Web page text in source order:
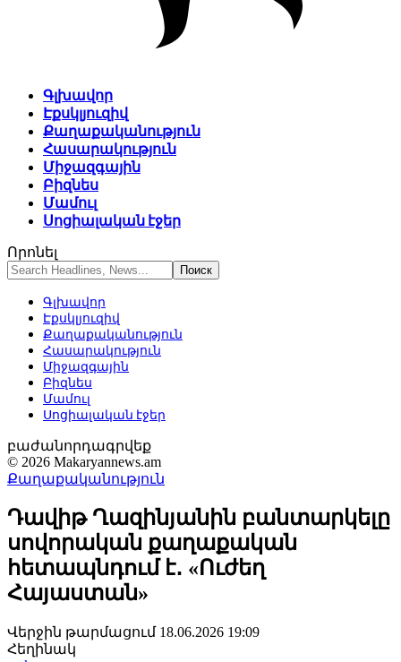
Գլխավոր
Էքսկլյուզիվ
Քաղաքականություն
Հասարակություն
Միջազգային
Բիզնես
Մամուլ
Սոցիալական էջեր
Որոնել
Գլխավոր
Էքսկլյուզիվ
Քաղաքականություն
Հասարակություն
Միջազգային
Բիզնես
Մամուլ
Սոցիալական էջեր
բաժանորդագրվեք
© 2026 Makaryannews.am
Քաղաքականություն
Դավիթ Ղազինյանին բանտարկելը
սովորական քաղաքական
հետապնդում է․ «Ուժեղ
Հայաստան»
Վերջին թարմացում 18.06.2026 19:09
Հեղինակ